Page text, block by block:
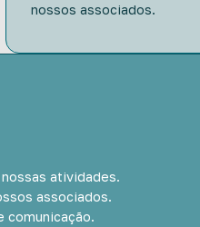
nossos associados.
atividades.
associados.
comunicação.